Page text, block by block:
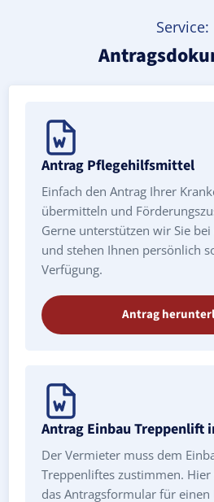
Service:
Antrag Pflegehilfsmittel
Einfach den Antrag Ihrer
übermitteln und
Gerne unterstützen wir Sie
und stehen Ihnen persönlich
Verfügung.
Antrag
Antrag Einbau Treppenlift
Der Vermieter muss dem
Treppenliftes zustimmen.
das Antragsformular für